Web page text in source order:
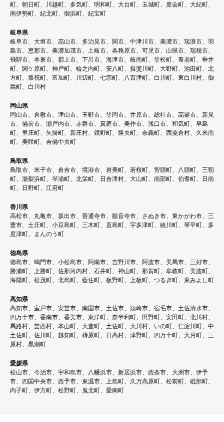
町、朝日町、川越町、多気町、明和町、大台町、玉城町、度会町、大紀町、
南伊勢町、紀北町、御浜町、紀宝町
岐阜県
岐阜市、大垣市、高山市、多治見市、関市、中津川市、美濃市、瑞浪市、羽
島市、恵那市、美濃加茂市、土岐市、各務原市、可児市、山県市、瑞穂市、
飛騨市、本巣市、郡上市、下呂市、海津市、岐南町、笠松町、養老町、垂井
町、関ケ原町、神戸町、輪之内町、安八町、揖斐川町、大野町、池田町、北
方町、坂祝町、富加町、川辺町、七宗町、八百津町、白川町、東白川村、御
嵩町、白川村
岡山県
岡山市、倉敷市、津山市、玉野市、笠岡市、井原市、総社市、高梁市、新見
市、備前市、瀬戸内市、赤磐市、真庭市、美作市、浅口市、和気町、早島
町、里庄町、矢掛町、新庄村、鏡野町、勝央町、奈義町、西粟倉村、久米南
町、美咲町、吉備中央町
鳥取県
鳥取市、米子市、倉吉市、境港市、岩美町、若桜町、智頭町、八頭町、三朝
町、湯梨浜町、琴浦町、北栄町、日吉津村、大山町、南部町、伯耆町、日南
町、日野町、江府町
香川県
高松市、丸亀市、坂出市、善通寺市、観音寺市、さぬき市、東かがわ市、三
豊市、土庄町、小豆島町、三木町、直島町、宇多津町、綾川町、琴平町、多
度津町、まんのう町
徳島県
徳島市、鳴門市、小松島市、阿南市、吉野川市、阿波市、美馬市、三好市、
勝浦町、上勝町、佐那河内村、石井町、神山町、那賀町、牟岐町、美波町、
海陽町、松茂町、北島町、藍住町、板野町、上板町、つるぎ町、東みよし町
高知県
高知市、室戸市、安芸市、南国市、土佐市、須崎市、宿毛市、土佐清水市、
四万十市、香南市、香美市、東洋町、奈半利町、田野町、安田町、北川村、
馬路村、芸西村、本山町、大豊町、土佐町、大川村、いの町、仁淀川町、中
土佐町、佐川町、越知町、梼原町、日高村、津野町、四万十町、大月町、三
原村、黒潮町
愛媛県
松山市、今治市、宇和島市、八幡浜市、新居浜市、西条市、大洲市、伊予
市、四国中央市、西予市、東温市、上島町、久万高原町、松前町、砥部町、
内子町、伊方町、松野町、鬼北町、愛南町